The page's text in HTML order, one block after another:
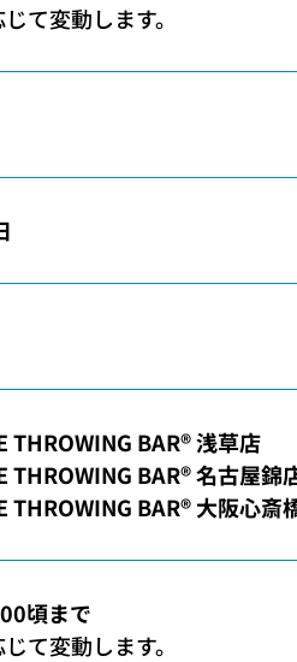
て変動します。
THROWING BAR®︎ 浅草店
THROWING BAR®︎ 名古屋錦
THROWING BAR®︎ 大阪心斎
頃まで
て変動します。